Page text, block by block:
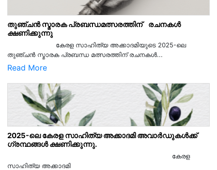
തുഞ്ചൻ സ്മാരക പ്രബന്ധമത്സരത്തിന് രചനകൾ
ക്ഷണിക്കുന്നു
കേരള സാഹിത്യ അക്കാദമിയുടെ 2025-ലെ
തുഞ്ചൻ സ്മാരക പ്രബന്ധ മത്സരത്തിന് രചനകൾ...
Read More
2025-ലെ കേരള സാഹിത്യ അക്കാദമി അവാർഡുകൾക്ക്
ഗ്രന്ഥങ്ങൾ ക്ഷണിക്കുന്നു.
കേരള
സാഹിത്യ അക്കാദമി